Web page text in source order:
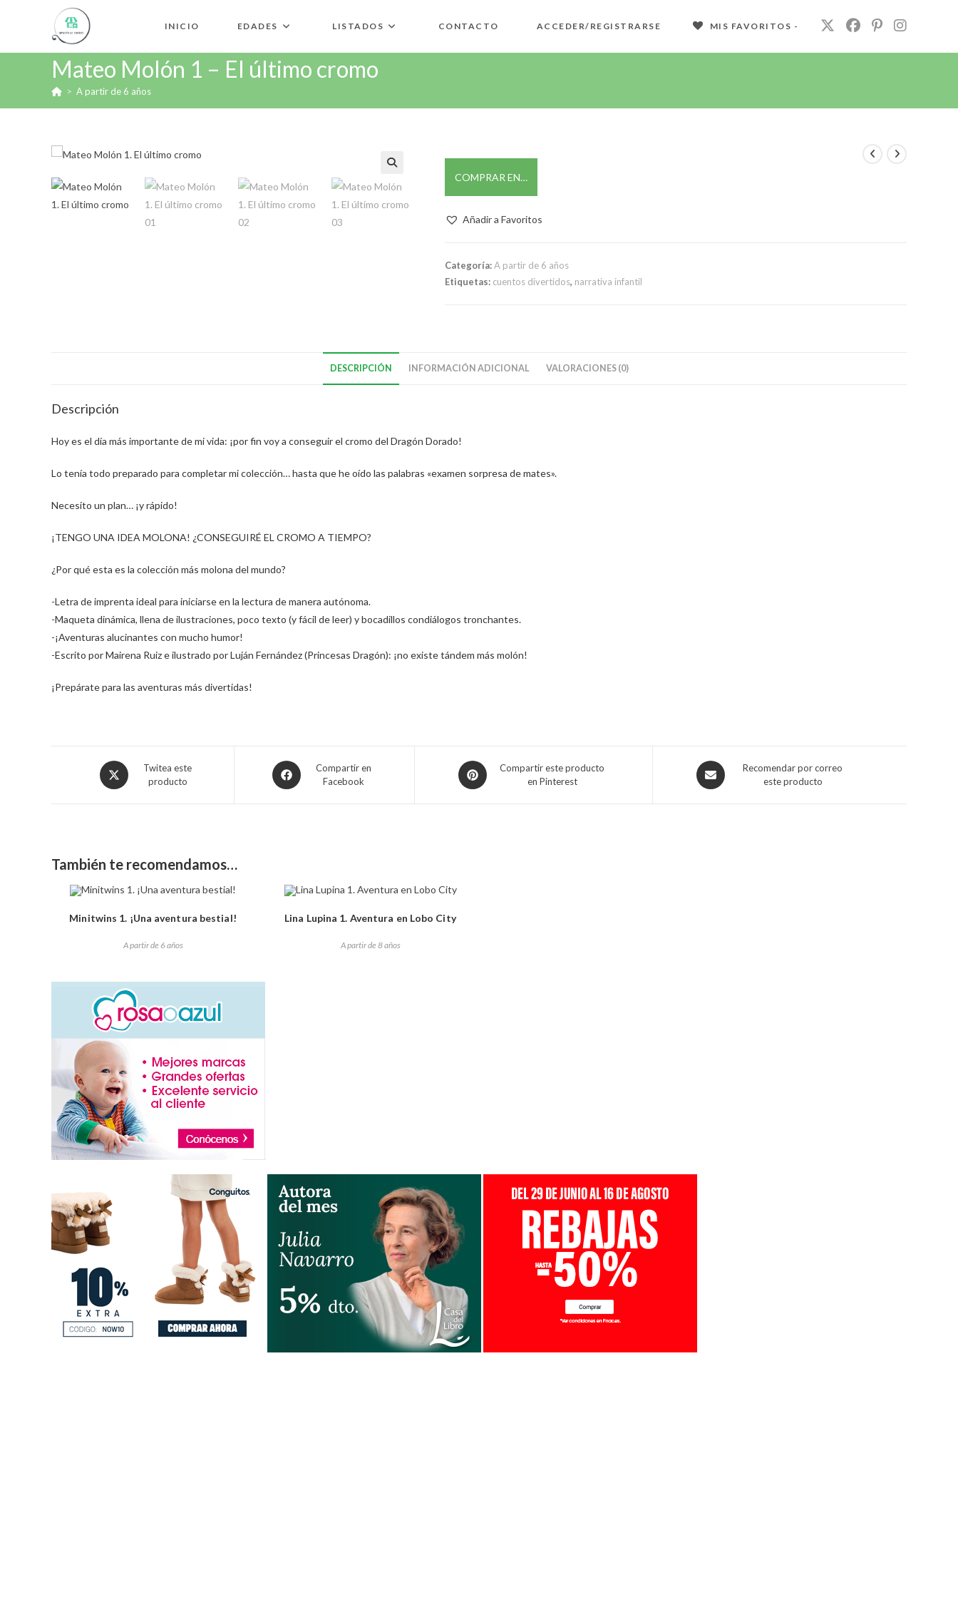
INICIO EDADES LISTADOS CONTACTO ACCEDER/REGISTRARSE MIS FAVORITOS -
Mateo Molón 1 – El último cromo
> A partir de 6 años
🔍 COMPRAR EN…
Añadir a Favoritos
Categoría:A partir de 6 años
Etiquetas: cuentos divertidos, narrativa infantil
DESCRIPCIÓN INFORMACIÓN ADICIONAL VALORACIONES (0)
Descripción
Hoy es el día más importante de mi vida: ¡por fin voy a conseguir el cromo del Dragón Dorado!
Lo tenía todo preparado para completar mi colección… hasta que he oído las palabras «examen sorpresa de mates».
Necesito un plan… ¡y rápido!
¡TENGO UNA IDEA MOLONA! ¿CONSEGUIRÉ EL CROMO A TIEMPO?
¿Por qué esta es la colección más molona del mundo?
-Letra de imprenta ideal para iniciarse en la lectura de manera autónoma.
-Maqueta dinámica, llena de ilustraciones, poco texto (y fácil de leer) y bocadillos condiálogos tronchantes.
-¡Aventuras alucinantes con mucho humor!
-Escrito por Mairena Ruiz e ilustrado por Luján Fernández (Princesas Dragón): ¡no existe tándem más molón!
¡Prepárate para las aventuras más divertidas!
Twitea este
producto
Compartir en
Facebook
Compartir este producto
en Pinterest
Recomendar por correo
este producto
También te recomendamos…
Minitwins 1. ¡Una aventura bestial!
A partir de 6 años
Lina Lupina 1. Aventura en Lobo City
A partir de 8 años